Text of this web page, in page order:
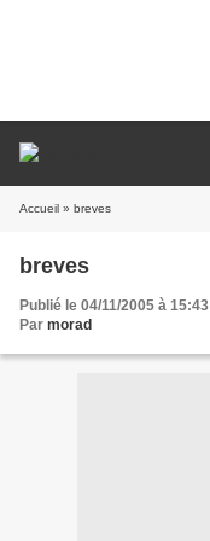
Accueil » breves
breves
Publié le 04/11/2005 à 15:43
Par morad